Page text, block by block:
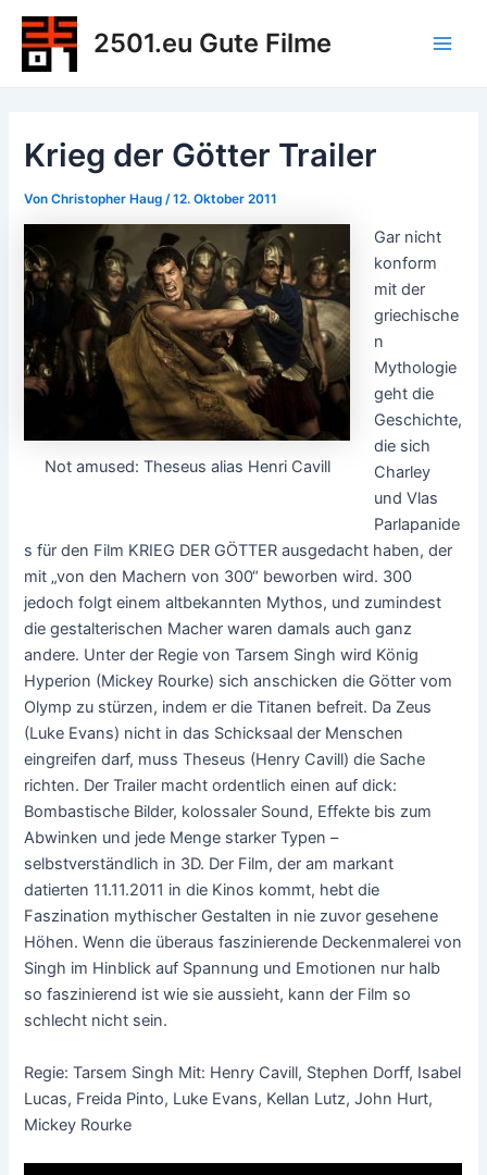
Zum
Inhalt
springen
2501.eu Gute Filme
Krieg der Götter Trailer
VonChristopher Haug/12. Oktober 2011
Not amused: Theseus alias Henri Cavill
Gar nicht
konform
mit der
griechische
n
Mythologie
geht die
Geschichte,
die sich
Charley
und Vlas
Parlapanide
s für den Film KRIEG DER GÖTTER ausgedacht haben, der
mit „von den Machern von 300“ beworben wird. 300
jedoch folgt einem altbekannten Mythos, und zumindest
die gestalterischen Macher waren damals auch ganz
andere. Unter der Regie von Tarsem Singh wird König
Hyperion (Mickey Rourke) sich anschicken die Götter vom
Olymp zu stürzen, indem er die Titanen befreit. Da Zeus
(Luke Evans) nicht in das Schicksaal der Menschen
eingreifen darf, muss Theseus (Henry Cavill) die Sache
richten. Der Trailer macht ordentlich einen auf dick:
Bombastische Bilder, kolossaler Sound, Effekte bis zum
Abwinken und jede Menge starker Typen –
selbstverständlich in 3D. Der Film, der am markant
datierten 11.11.2011 in die Kinos kommt, hebt die
Faszination mythischer Gestalten in nie zuvor gesehene
Höhen. Wenn die überaus faszinierende Deckenmalerei von
Singh im Hinblick auf Spannung und Emotionen nur halb
so faszinierend ist wie sie aussieht, kann der Film so
schlecht nicht sein.
Regie: Tarsem Singh Mit: Henry Cavill, Stephen Dorff, Isabel
Lucas, Freida Pinto, Luke Evans, Kellan Lutz, John Hurt,
Mickey Rourke